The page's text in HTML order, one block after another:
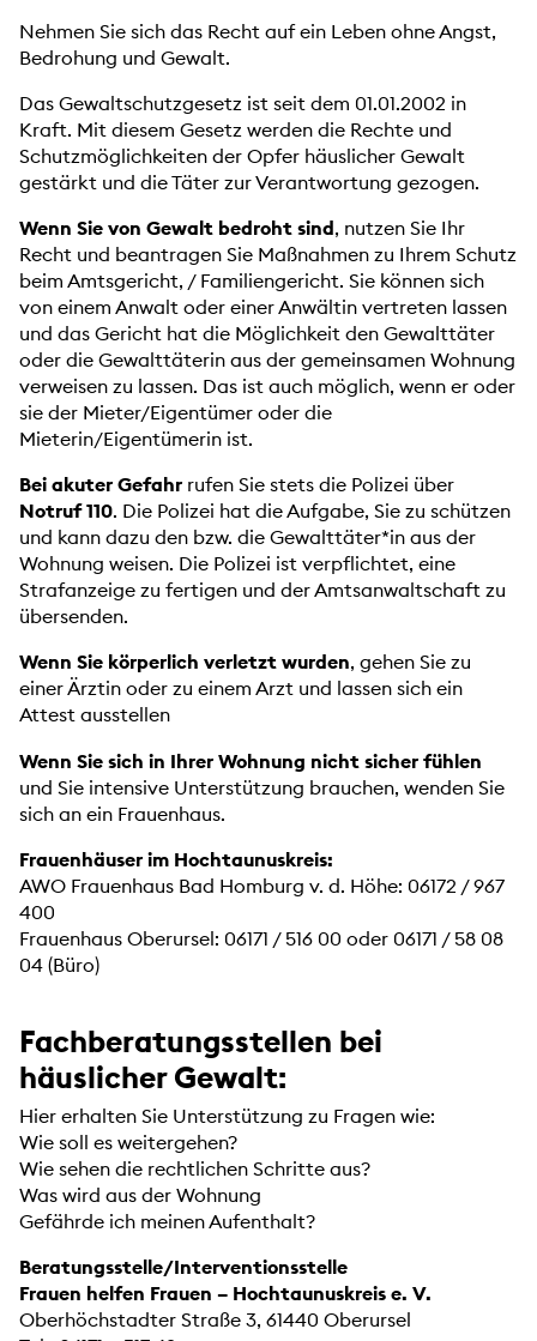
Nehmen Sie sich das Recht auf ein Leben ohne Angst,
Bedrohung und Gewalt.
Das Gewaltschutzgesetz ist seit dem 01.01.2002 in
Kraft. Mit diesem Gesetz werden die Rechte und
Schutzmöglichkeiten der Opfer häuslicher Gewalt
gestärkt und die Täter zur Verantwortung gezogen.
Wenn Sie von Gewalt bedroht sind, nutzen Sie Ihr
Recht und beantragen Sie Maßnahmen zu Ihrem Schutz
beim Amtsgericht, / Familiengericht. Sie können sich
von einem Anwalt oder einer Anwältin vertreten lassen
und das Gericht hat die Möglichkeit den Gewalttäter
oder die Gewalttäterin aus der gemeinsamen Wohnung
verweisen zu lassen. Das ist auch möglich, wenn er oder
sie der Mieter/Eigentümer oder die
Mieterin/Eigentümerin ist.
Bei akuter Gefahr rufen Sie stets die Polizei über
Notruf 110. Die Polizei hat die Aufgabe, Sie zu schützen
und kann dazu den bzw. die Gewalttäter*in aus der
Wohnung weisen. Die Polizei ist verpflichtet, eine
Strafanzeige zu fertigen und der Amtsanwaltschaft zu
übersenden.
Wenn Sie körperlich verletzt wurden, gehen Sie zu
einer Ärztin oder zu einem Arzt und lassen sich ein
Attest ausstellen
Wenn Sie sich in Ihrer Wohnung nicht sicher fühlen
und Sie intensive Unterstützung brauchen, wenden Sie
sich an ein Frauenhaus.
Frauenhäuser im Hochtaunuskreis:
AWO Frauenhaus Bad Homburg v. d. Höhe: 06172 / 967
400
Frauenhaus Oberursel: 06171 / 516 00 oder 06171 / 58 08
04 (Büro)
Fachberatungsstellen bei
häuslicher Gewalt:
Hier erhalten Sie Unterstützung zu Fragen wie:
Wie soll es weitergehen?
Wie sehen die rechtlichen Schritte aus?
Was wird aus der Wohnung
Gefährde ich meinen Aufenthalt?
Beratungsstelle/Interventionsstelle
Frauen helfen Frauen – Hochtaunuskreis e. V.
Oberhöchstadter Straße 3, 61440 Oberursel